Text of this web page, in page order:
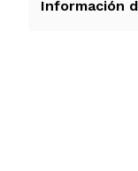
Información